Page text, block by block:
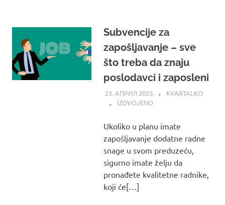
Subvencije za
zapošljavanje – sve
što treba da znaju
poslodavci i zaposleni
23. АПРИЛ 2025.
KVARTALKO
IZDVOJENO
Ukoliko u planu imate
zapošljavanje dodatne radne
snage u svom preduzeću,
sigurno imate želju da
pronađete kvalitetne radnike,
koji će[…]